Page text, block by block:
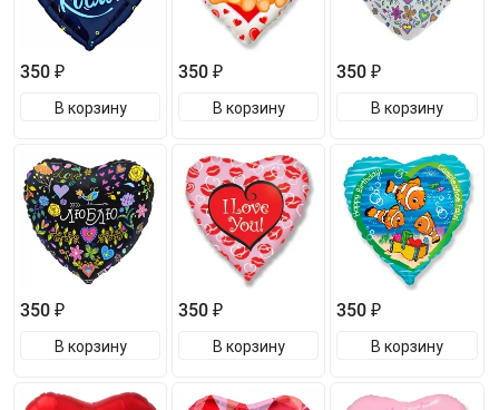
350 ₽
В корзину
350 ₽
В корзину
350 ₽
В корзину
350 ₽
В корзину
350 ₽
В корзину
350 ₽
В корзину